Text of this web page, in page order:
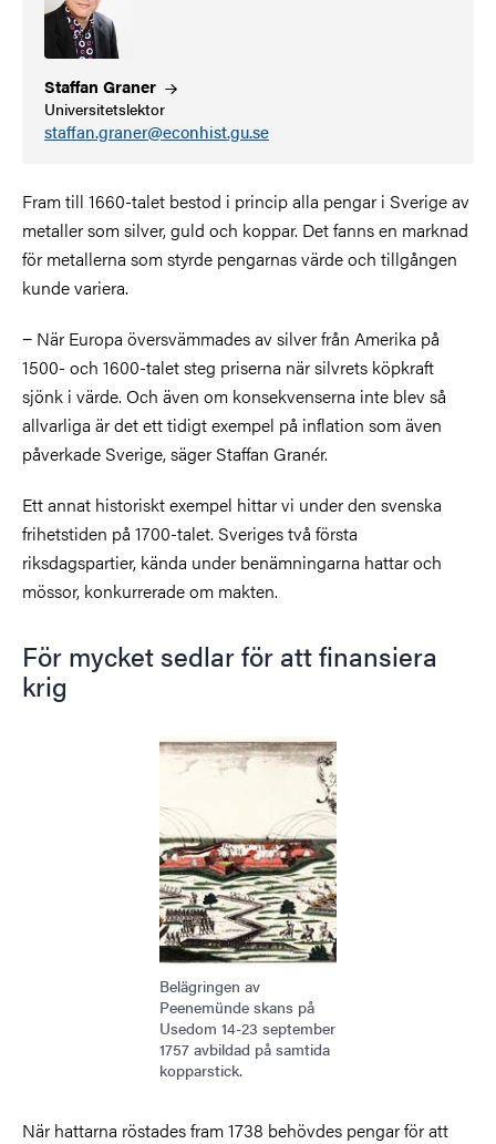
Staffan Graner
Universitetslektor
staffan.graner@econhist.gu.se
Fram till 1660-talet bestod i princip alla pengar i Sverige av
metaller som silver, guld och koppar. Det fanns en marknad
för metallerna som styrde pengarnas värde och tillgången
kunde variera.
− När Europa översvämmades av silver från Amerika på
1500- och 1600-talet steg priserna när silvrets köpkraft
sjönk i värde. Och även om konsekvenserna inte blev så
allvarliga är det ett tidigt exempel på inflation som även
påverkade Sverige, säger Staffan Granér.
Ett annat historiskt exempel hittar vi under den svenska
frihetstiden på 1700-talet. Sveriges två första
riksdagspartier, kända under benämningarna hattar och
mössor, konkurrerade om makten.
För mycket sedlar för att finansiera
krig
Bild
Belägringen av
Peenemünde skans på
Usedom 14-23 september
1757 avbildad på samtida
kopparstick.
När hattarna röstades fram 1738 behövdes pengar för att